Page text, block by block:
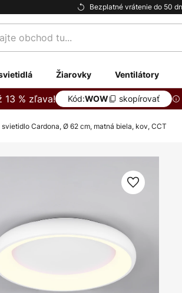
Bezplatné vrátenie do 50
Žiarovky Ventilátory
13 % zľava! Kód:WOW skopírovať
svietidlo Cardona, Ø 62 cm, matná biela, kov, CCT